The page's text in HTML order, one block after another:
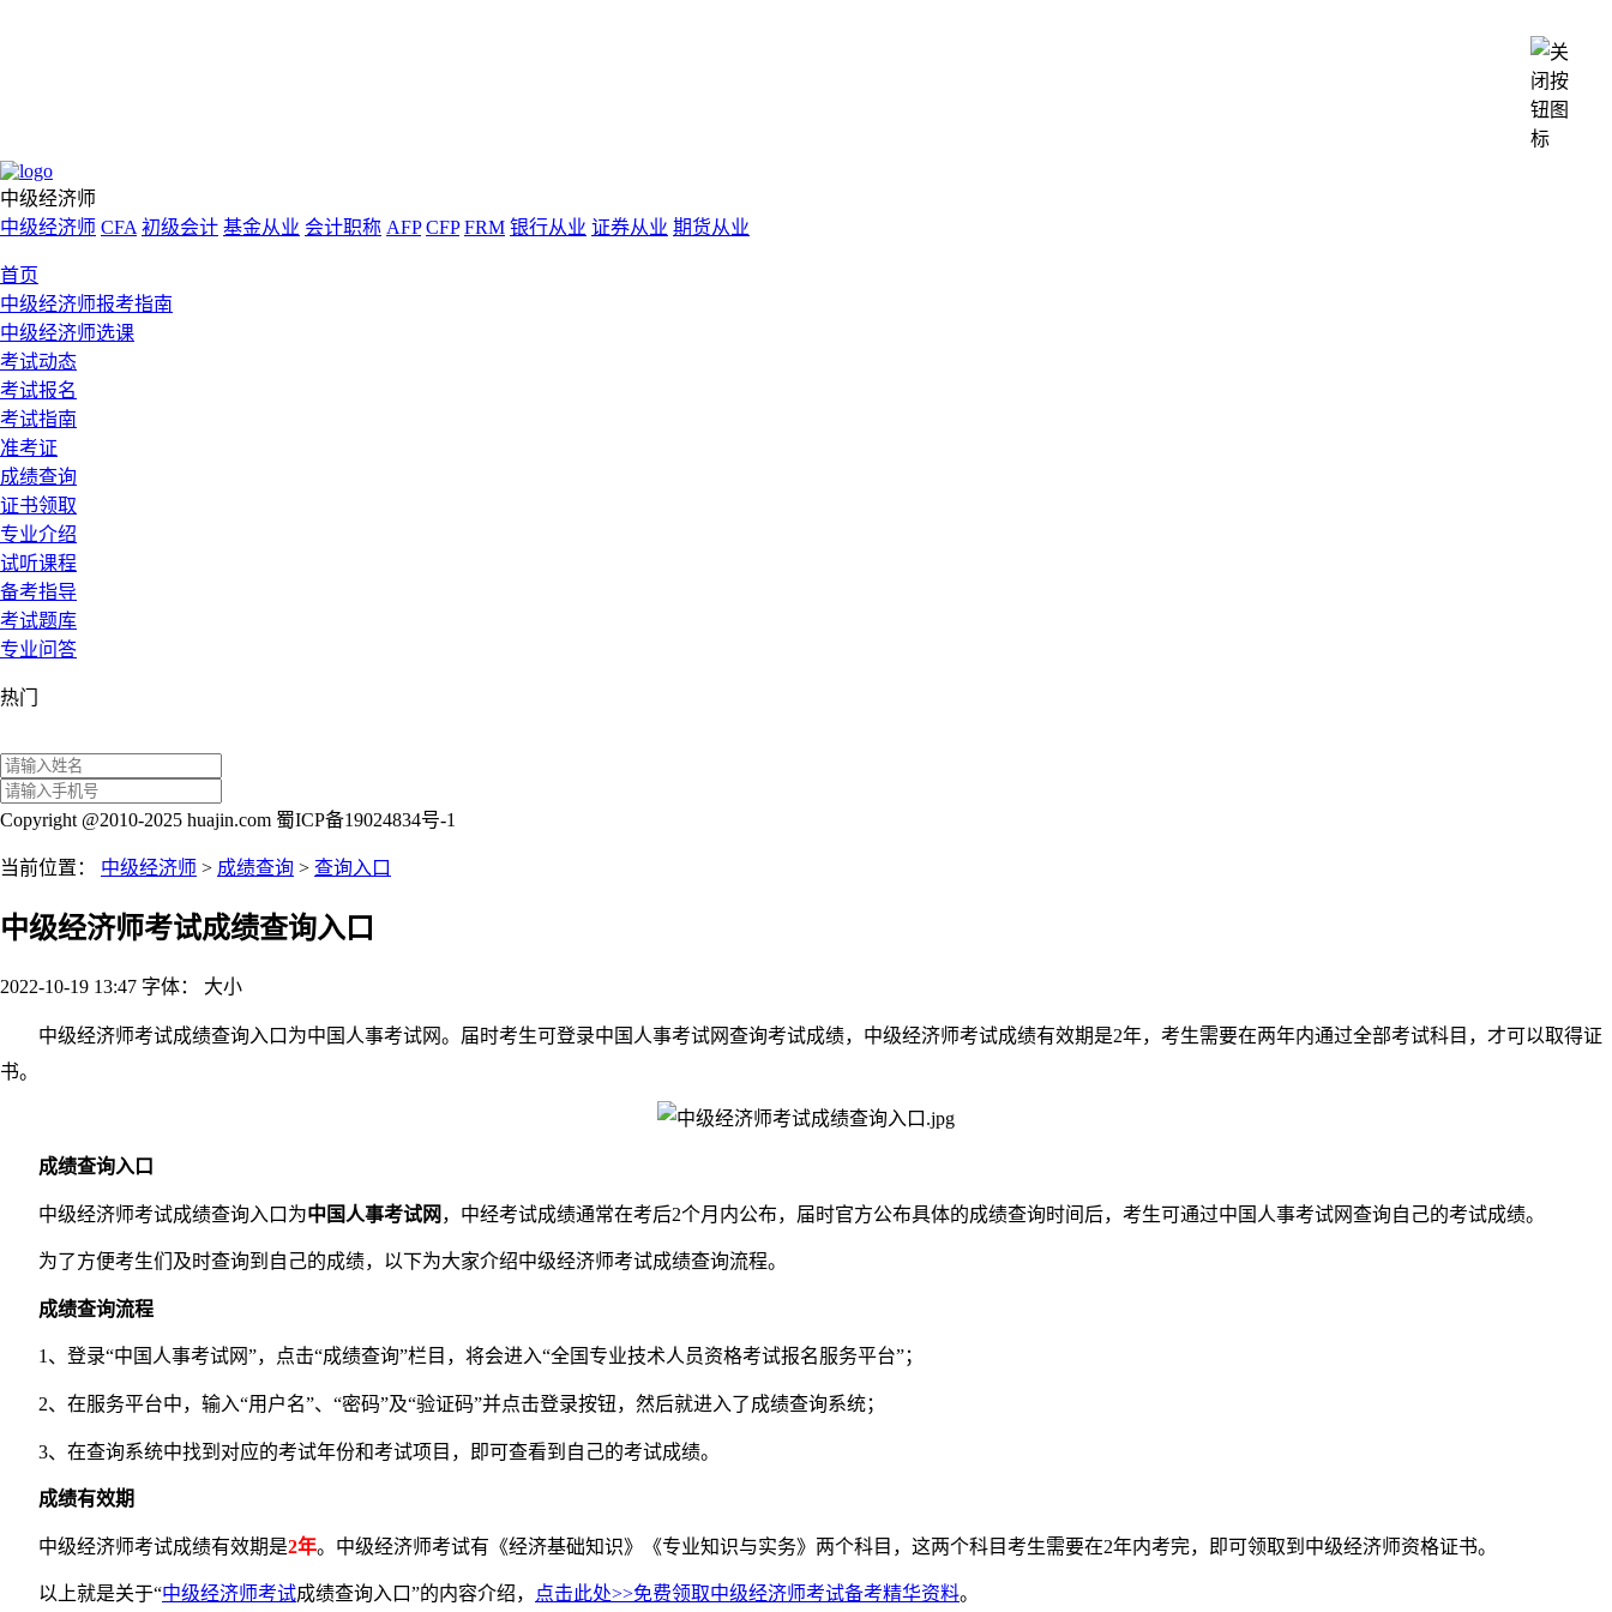
中级经济师
中级经济师 CFA 初级会计 基金从业 会计职称 AFP CFP FRM 银行从业 证券从业 期货从业
首页
中级经济师报考指南
中级经济师选课
考试动态
考试报名
考试指南
准考证
成绩查询
证书领取
专业介绍
试听课程
备考指导
考试题库
专业问答
热门
Copyright @2010-2025 huajin.com 蜀ICP备19024834号-1
当前位置： 中级经济师 > 成绩查询 > 查询入口
中级经济师考试成绩查询入口
2022-10-19 13:47 字体： 大小
中级经济师考试成绩查询入口为中国人事考试网。届时考生可登录中国人事考试网查询考试成绩，中级经济师考试成绩有效期是2年，考生需要在两年内通过全部考试科目，才可以取得证
书。
成绩查询入口
中级经济师考试成绩查询入口为中国人事考试网 ，中经考试成绩通常在考后2个月内公布，届时官方公布具体的成绩查询时间后，考生可通过中国人事考试网查询自己的考试成绩。
为了方便考生们及时查询到自己的成绩，以下为大家介绍中级经济师考试成绩查询流程。
成绩查询流程
1、登录“中国人事考试网”，点击“成绩查询”栏目，将会进入“全国专业技术人员资格考试报名服务平台”；
2、在服务平台中，输入“用户名”、“密码”及“验证码”并点击登录按钮，然后就进入了成绩查询系统；
3、在查询系统中找到对应的考试年份和考试项目，即可查看到自己的考试成绩。
成绩有效期
中级经济师考试成绩有效期是2年。中级经济师考试有《经济基础知识》《专业知识与实务》两个科目，这两个科目考生需要在2年内考完，即可领取到中级经济师资格证书。
以上就是关于“中级经济师考试成绩查询入口”的内容介绍， 点击此处>>免费领取中级经济师考试备考精华资料。